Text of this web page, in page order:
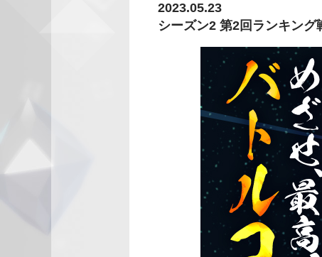
2023.05.23
シーズン2 第2回ランキン